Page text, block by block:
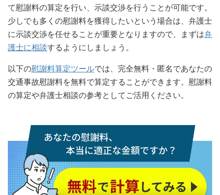
て慰謝料の算定を行い、示談交渉を行うことが可能です。
少しでも多くの慰謝料を獲得したいという場合は、弁護士
に示談交渉を任せることが重要となりますので、まずは弁
護士に相談するようにしましょう。
以下の慰謝料算定ツールでは、完全無料・匿名であなたの
交通事故慰謝料を無料で算定することができます。慰謝料
の算定や弁護士相談の参考としてご活用ください。